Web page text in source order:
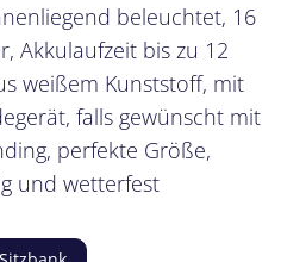
beleuchtet, 16
Akkulaufzeit bis zu 12
weißem Kunststoff, mit
falls gewünscht mit
perfekte Größe,
und wetterfest